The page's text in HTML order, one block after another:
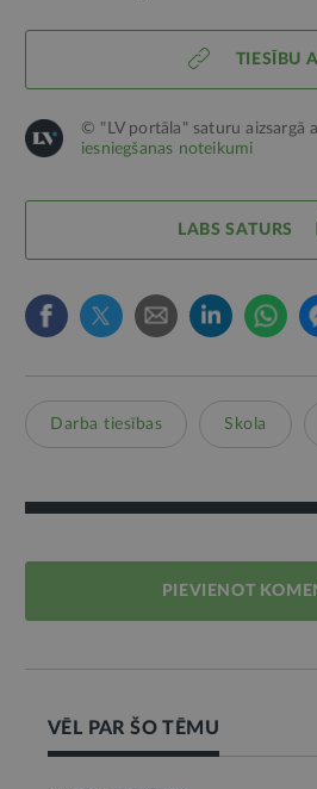
TIESĪBU
© "LV portāla" saturu aizsargā
iesniegšanas noteikumi
LABS SATURS
Darba tiesības Skola
PIEVIENOT
VĒL PAR ŠO TĒMU